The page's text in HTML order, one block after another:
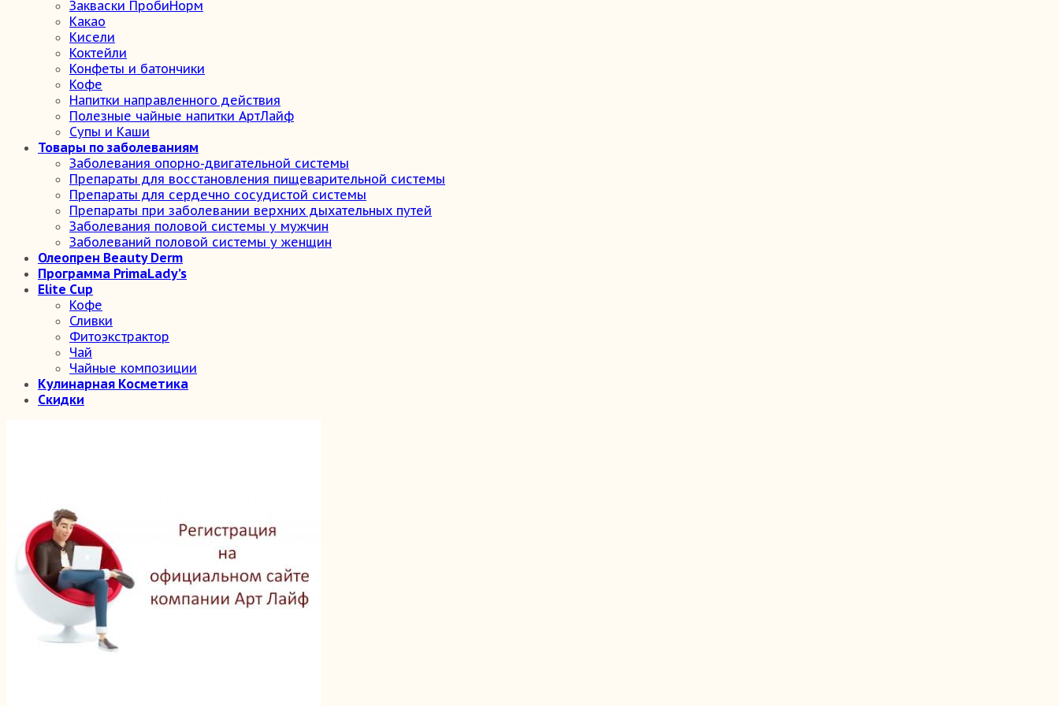
Закваски ПробиНорм
Какао
Кисели
Коктейли
Конфеты и батончики
Кофе
Напитки направленного действия
Полезные чайные напитки АртЛайф
Супы и Каши
Товары по заболеваниям
Заболевания опорно-двигательной системы
Препараты для восстановления пищеварительной системы
Препараты для сердечно сосудистой системы
Препараты при заболевании верхних дыхательных путей
Заболевания половой системы у мужчин
Заболеваний половой системы у женщин
Олеопрен Beauty Derm
Программа PrimaLady’s
Elite Cup
Кофе
Сливки
Фитоэкстрактор
Чай
Чайные композиции
Кулинарная Косметика
Скидки